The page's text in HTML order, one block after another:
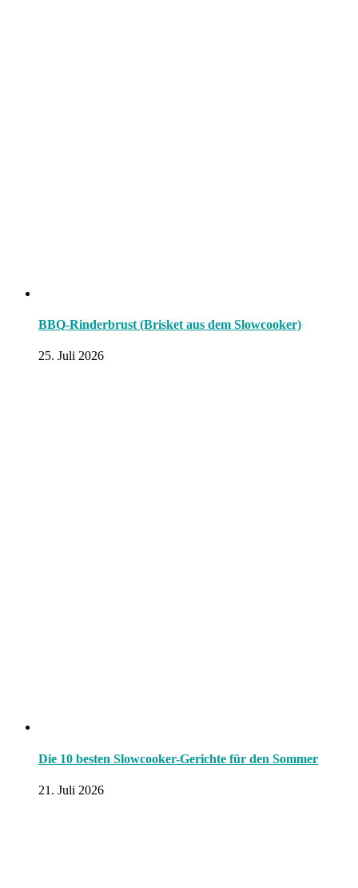
BBQ-Rinderbrust (Brisket aus dem Slowcooker)
25. Juli 2026
Die 10 besten Slowcooker-Gerichte für den Sommer
21. Juli 2026